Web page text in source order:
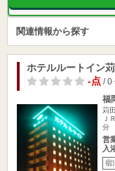
関連情報から探す
ホテルルートイン
-点/ 0
福
苅
Ｊ
分
営
入
宿